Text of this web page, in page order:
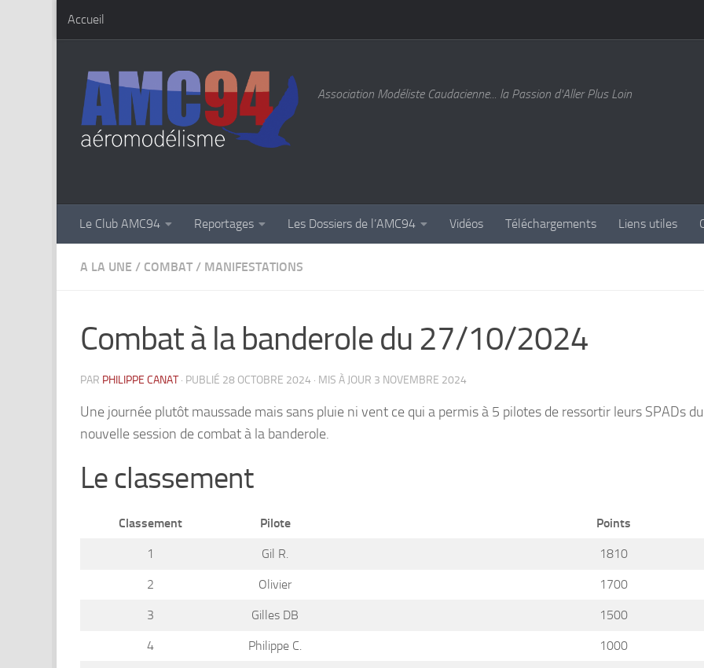
Skip to content
Accueil
Association Modéliste Caudacienne... la Passion d'Aller Plus Loin
Le Club AMC94 Reportages Les Dossiers de l’AMC94 Vidéos Téléchargements Liens utiles
A LA UNE / COMBAT / MANIFESTATIONS
Combat à la banderole du 27/10/2024
PAR PHILIPPE CANAT · PUBLIÉ 28 OCTOBRE 2024 · MIS À JOUR 3 NOVEMBRE 2024
Une journée plutôt maussade mais sans pluie ni vent ce qui a permis à 5 pilotes de ressortir leurs SPADs
nouvelle session de combat à la banderole.
Le classement
Classement Pilote Points
1 Gil R. 1810
2 Olivier 1700
3 Gilles DB 1500
4 Philippe C. 1000